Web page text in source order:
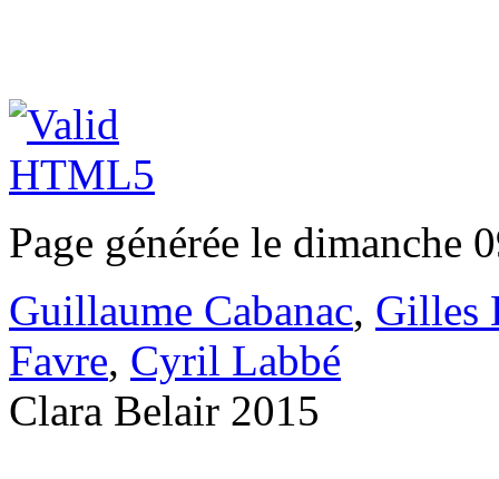
Page générée le dimanche
Guillaume Cabanac, Gilles
Favre, Cyril Labbé
Clara Belair 2015